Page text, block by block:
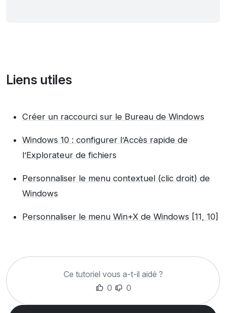
Liens utiles
Créer un raccourci sur le Bureau de Windows
Windows 10 : configurer l’Accès rapide de
l’Explorateur de fichiers
Personnaliser le menu contextuel (clic droit) de
Windows
Personnaliser le menu Win+X de Windows [11, 10]
Ce tutoriel vous a-t-il aidé ?
0
0